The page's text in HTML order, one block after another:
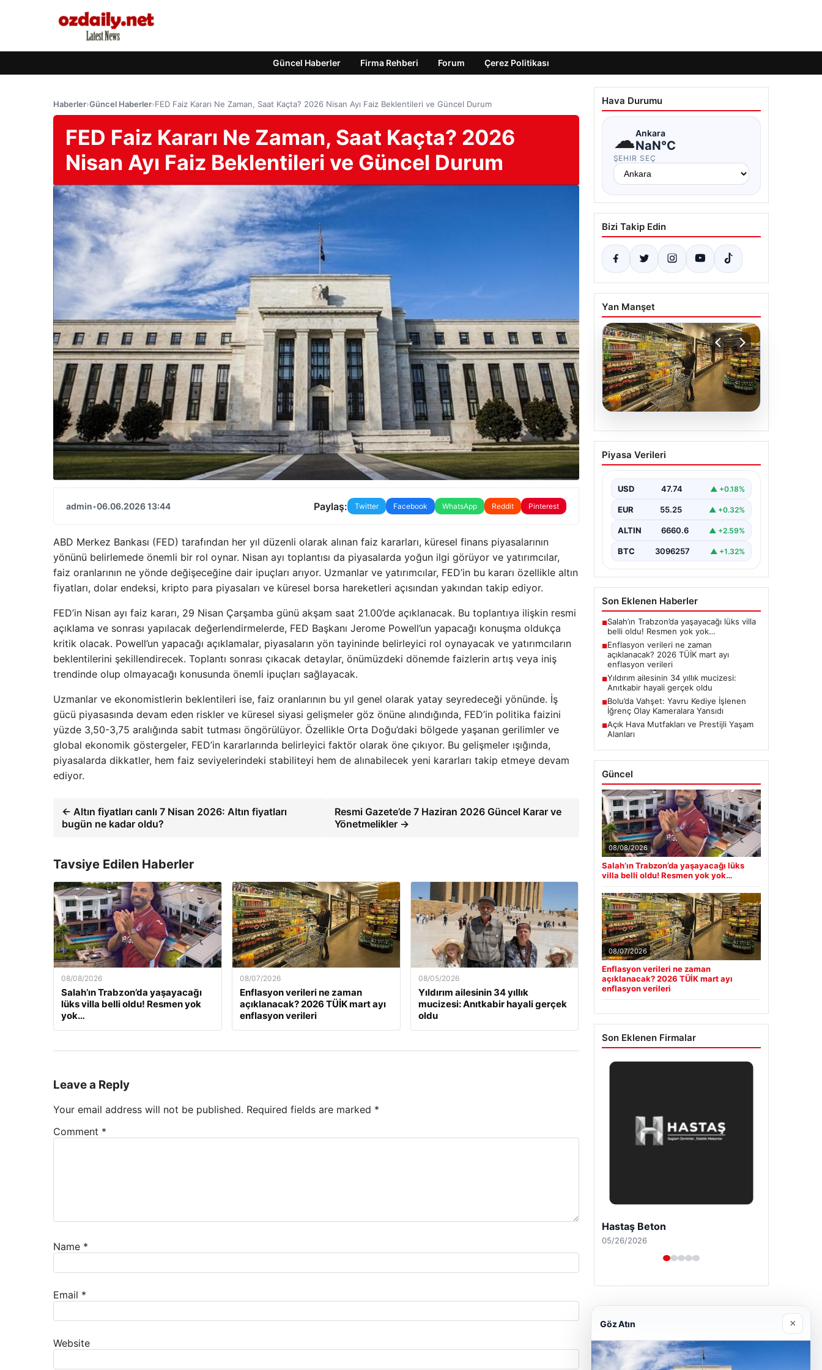
Güncel Haberler Firma Rehberi Forum Çerez Politikası
Haberler›Güncel Haberler›FED Faiz Kararı Ne Zaman, Saat Kaçta? 2026 Nisan Ayı Faiz Beklentileri ve Güncel Durum
FED Faiz Kararı Ne Zaman, Saat Kaçta? 2026
Nisan Ayı Faiz Beklentileri ve Güncel Durum
admin•06.06.2026 13:44 Paylaş: Twitter Facebook WhatsApp Reddit Pinterest
ABD Merkez Bankası (FED) tarafından her yıl düzenli olarak alınan faiz kararları, küresel finans piyasalarının
yönünü belirlemede önemli bir rol oynar. Nisan ayı toplantısı da piyasalarda yoğun ilgi görüyor ve yatırımcılar,
faiz oranlarının ne yönde değişeceğine dair ipuçları arıyor. Uzmanlar ve yatırımcılar, FED’in bu kararı özellikle altın
fiyatları, dolar endeksi, kripto para piyasaları ve küresel borsa hareketleri açısından yakından takip ediyor.
FED’in Nisan ayı faiz kararı, 29 Nisan Çarşamba günü akşam saat 21.00’de açıklanacak. Bu toplantıya ilişkin resmi
açıklama ve sonrası yapılacak değerlendirmelerde, FED Başkanı Jerome Powell’un yapacağı konuşma oldukça
kritik olacak. Powell’un yapacağı açıklamalar, piyasaların yön tayininde belirleyici rol oynayacak ve yatırımcıların
beklentilerini şekillendirecek. Toplantı sonrası çıkacak detaylar, önümüzdeki dönemde faizlerin artış veya iniş
trendinde olup olmayacağı konusunda önemli ipuçları sağlayacak.
Uzmanlar ve ekonomistlerin beklentileri ise, faiz oranlarının bu yıl genel olarak yatay seyredeceği yönünde. İş
gücü piyasasında devam eden riskler ve küresel siyasi gelişmeler göz önüne alındığında, FED’in politika faizini
yüzde 3,50-3,75 aralığında sabit tutması öngörülüyor. Özellikle Orta Doğu’daki bölgede yaşanan gerilimler ve
global ekonomik göstergeler, FED’in kararlarında belirleyici faktör olarak öne çıkıyor. Bu gelişmeler ışığında,
piyasalarda dikkatler, hem faiz seviyelerindeki stabiliteyi hem de alınabilecek yeni kararları takip etmeye devam
ediyor.
← Altın fiyatları canlı 7 Nisan 2026: Altın fiyatları
bugün ne kadar oldu?
Resmi Gazete’de 7 Haziran 2026 Güncel Karar ve
Yönetmelikler →
Tavsiye Edilen Haberler
08/08/2026
Salah’ın Trabzon’da yaşayacağı
lüks villa belli oldu! Resmen yok
yok…
08/07/2026
Enflasyon verileri ne zaman
açıklanacak? 2026 TÜİK mart ayı
enflasyon verileri
08/05/2026
Yıldırım ailesinin 34 yıllık
mucizesi: Anıtkabir hayali gerçek
oldu
Leave a Reply
Your email address will not be published. Required fields are marked *
Comment *
Name *
Email *
Website
Hava Durumu
☁Ankara
NaN°C
ŞEHIR SEÇ
Bizi Takip Edin
Yan Manşet
07.08.2026
Enflasyon verileri ne
zaman açıklanacak?
enflasyon verileri
Piyasa Verileri
USD 47.74 ▲ +0.18%
EUR 55.25 ▲ +0.32%
ALTIN 6660.6 ▲ +2.59%
BTC 3096257 ▲ +1.32%
Son Eklenen Haberler
■Salah’ın Trabzon’da yaşayacağı lüks villa
belli oldu! Resmen yok yok…
■Enflasyon verileri ne zaman
açıklanacak? 2026 TÜİK mart ayı
enflasyon verileri
■Yıldırım ailesinin 34 yıllık mucizesi:
Anıtkabir hayali gerçek oldu
■Bolu’da Vahşet: Yavru Kediye İşlenen
İğrenç Olay Kameralara Yansıdı
■Açık Hava Mutfakları ve Prestijli Yaşam
Alanları
Güncel
08/08/2026
Salah’ın Trabzon’da yaşayacağı lüks
villa belli oldu! Resmen yok yok…
08/07/2026
Enflasyon verileri ne zaman
açıklanacak? 2026 TÜİK mart ayı
enflasyon verileri
Son Eklenen Firmalar
Prenses Night Club
04/29/2026
Göz Atın ×